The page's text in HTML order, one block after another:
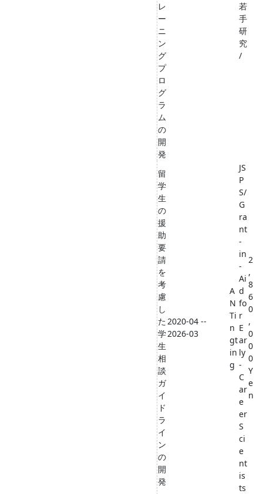
レ
ー
ニ
ン
グ
プ
ロ
グ
ラ
ム
の
開
発
若
手
研
究
/
留
学
生
の
援
助
要
請
を
考
慮
し
た
学
生
相
談
ガ
イ
ド
ラ
イ
ン
の
開
発
2020-04 --
2026-03
A
N
Ti
n
gt
in
g
JS
P
S/
G
ra
nt
-
in
-
Ai
d
fo
r
E
ar
ly
-
C
ar
e
er
S
ci
e
nt
is
ts
2
,
8
6
0
,
0
0
0
Y
e
n